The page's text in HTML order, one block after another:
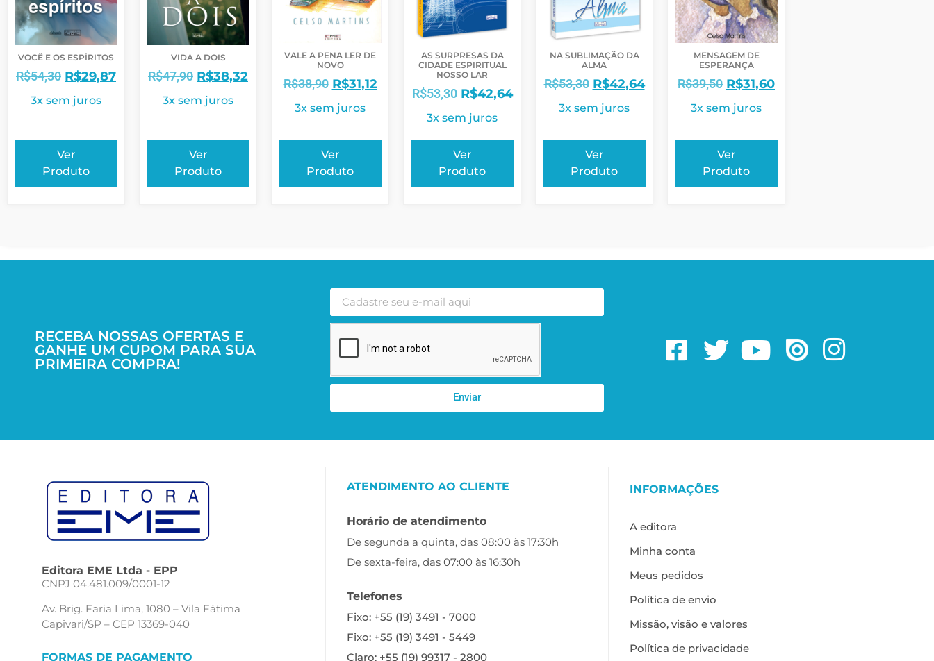
VOCÊ E OS ESPÍRITOS
R$54,30 R$29,87
3x sem juros
Ver
Produto
VIDA A DOIS
R$47,90 R$38,32
3x sem juros
Ver
Produto
VALE A PENA LER DE
NOVO
R$38,90 R$31,12
3x sem juros
Ver
Produto
AS SURPRESAS DA
CIDADE ESPIRITUAL
NOSSO LAR
R$53,30 R$42,64
3x sem juros
Ver
Produto
NA SUBLIMAÇÃO DA
ALMA
R$53,30 R$42,64
3x sem juros
Ver
Produto
MENSAGEM DE
ESPERANÇA
R$39,50 R$31,60
3x sem juros
Ver
Produto
RECEBA NOSSAS OFERTAS E
GANHE UM CUPOM PARA SUA
PRIMEIRA COMPRA!
Enviar
Editora EME Ltda - EPP
CNPJ 04.481.009/0001-12
Av. Brig. Faria Lima, 1080 – Vila Fátima
Capivari/SP – CEP 13369-040
FORMAS DE PAGAMENTO
ATENDIMENTO AO CLIENTE
Horário de atendimento
De segunda a quinta, das 08:00 às 17:30h
De sexta-feira, das 07:00 às 16:30h
Telefones
Fixo: +55 (19) 3491 - 7000
Fixo: +55 (19) 3491 - 5449
Claro: +55 (19) 99317 - 2800
INFORMAÇÕES
A editora
Minha conta
Meus pedidos
Política de envio
Missão, visão e valores
Política de privacidade